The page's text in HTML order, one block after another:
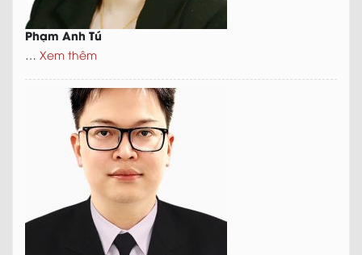
Phạm Anh Tú
… Xem thêm